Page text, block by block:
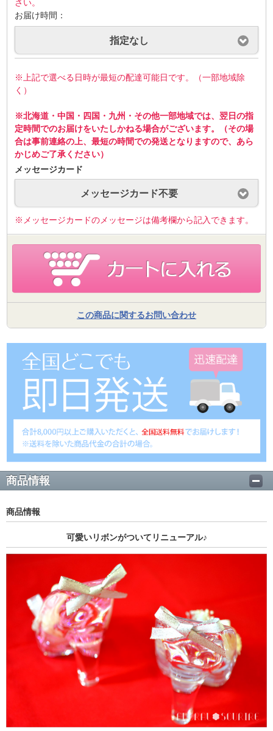
さい。
お届け時間：
指定なし
※上記で選べる日時が最短の配達可能日です。（一部地域除
く）
※北海道・中国・四国・九州・その他一部地域では、翌日の指
定時間でのお届けをいたしかねる場合がございます。（その場
合は事前連絡の上、最短の時間での発送となりますので、あら
かじめご了承ください）
メッセージカード
メッセージカード不要
※メッセージカードのメッセージは備考欄から記入できます。
この商品に関するお問い合わせ
商品情報
商品情報
可愛いリボンがついてリニューアル♪